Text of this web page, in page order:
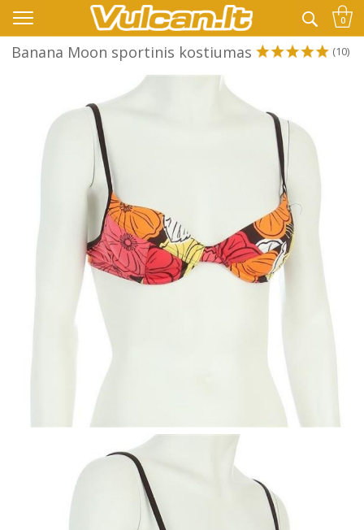
👉 -10% KODAS VISKAM PAPILDOMAI: VASARA 0
Banana Moon sportinis kostiumas (10)